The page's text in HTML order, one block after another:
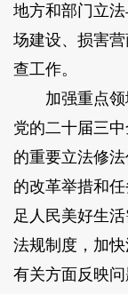
地方和部门立
场建设、损害
查工作。
加强重点领
党的二十届三
的重要立法修
的改革举措和
足人民美好生
法规制度，加
有关方面反映